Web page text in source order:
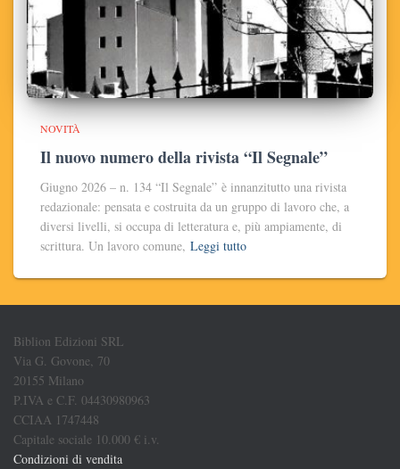
NOVITÀ
Il nuovo numero della rivista “Il Segnale”
Giugno 2026 – n. 134 “Il Segnale” è innanzitutto una rivista
redazionale: pensata e costruita da un gruppo di lavoro che, a
diversi livelli, si occupa di letteratura e, più ampiamente, di
scrittura. Un lavoro comune, Leggi tutto
Biblion Edizioni SRL
Via G. Govone, 70
20155 Milano
P.IVA e C.F. 04430980963
CCIAA 1747448
Capitale sociale 10.000 € i.v.
Condizioni di vendita